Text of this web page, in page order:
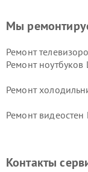
Мы
Ремонт
Ремонт ноутбуков
Ремонт
Ремонт видеостен
Ремонт
Контакты